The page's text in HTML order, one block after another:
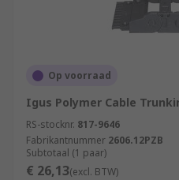
Op voorraad
Igus Polymer Cable
RS-stocknr. 817-9646
Fabrikantnummer 2606.12PZB
Subtotaal (1 paar)
€ 26,13(excl. BTW)